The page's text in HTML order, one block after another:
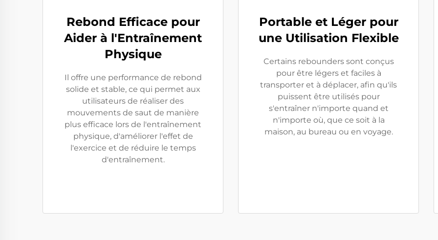
Rebond Efficace pour
Aider à l'Entraînement
Physique
Il offre une performance de rebond
solide et stable, ce qui permet aux
utilisateurs de réaliser des
mouvements de saut de manière
plus efficace lors de l'entraînement
physique, d'améliorer l'effet de
l'exercice et de réduire le temps
d'entraînement.
Portable et Léger pour
une Utilisation Flexible
Certains rebounders sont conçus
pour être légers et faciles à
transporter et à déplacer, afin qu'ils
puissent être utilisés pour
s'entraîner n'importe quand et
n'importe où, que ce soit à la
maison, au bureau ou en voyage.